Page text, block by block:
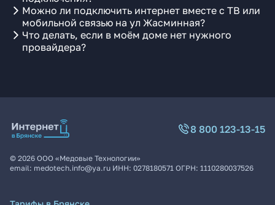
Можно ли подключить интернет вместе с ТВ или
мобильной связью на ул Жасминная?
Что делать, если в моём доме нет нужного
провайдера?
8 800 123-13-15
© 2026 ООО «Медовые Технологии»
email: medotech.info@ya.ru ИНН: 0278180571 ОГРН: 1110280037526